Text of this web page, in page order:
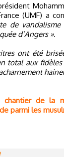
(UMF) a
de
d’Angers ».
ont été
total aux
de la
parmi les